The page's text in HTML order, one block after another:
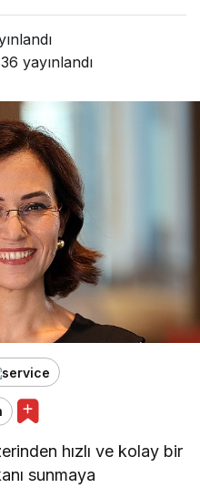
yayınlandı
hızlı ve kolay bir
sunmaya